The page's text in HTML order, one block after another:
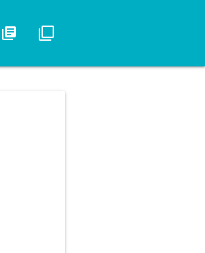
library_books filter_none